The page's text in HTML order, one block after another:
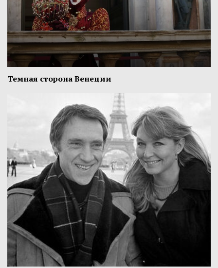
Темная сторона Венеции